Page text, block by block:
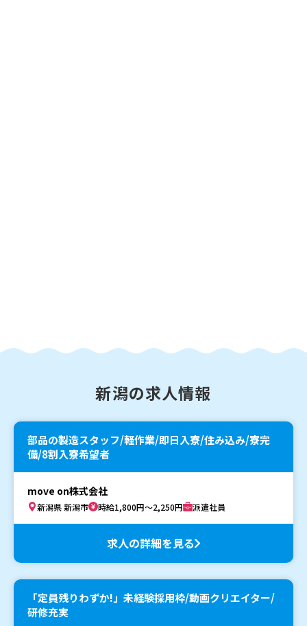
新潟の求人情報
部品の製造スタッフ/軽作業/即日入寮/住み込み/寮完
備/8割入寮希望者
move on株式会社
新潟県 新潟市 時給1,800円～2,250円 派遣社員
求人の詳細を見る
「定員残りわずか!」未経験採用枠/動画クリエイター/
研修充実